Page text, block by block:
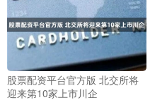
股票配资平台官方版 北交所将
迎来第10家上市川企